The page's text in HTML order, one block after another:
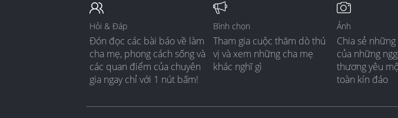
Hỏi & Đáp
Đón đọc các bài báo về làm
cha mẹ, phong cách sống và
các quan điểm của chuyên
gia ngay chỉ với 1 nút bấm!
Bình chọn
Tham gia cuộc thăm dò thú
vị và xem những cha mẹ
khác nghĩ gì
Ảnh
Chia sẻ
của những
thương yêu
toàn kín đáo